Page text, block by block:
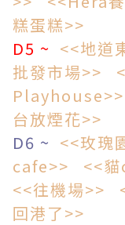
糕蛋糕>>
D5 ~ <<地道
批發市場>>
Playhouse>>
台放煙花>>
D6 ~ <<玫瑰
cafe>>
<<
<<往機場>>
回港了>>